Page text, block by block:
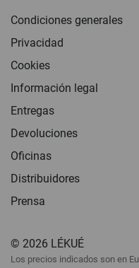
Condiciones generales
Privacidad
Cookies
Información legal
Entregas
Devoluciones
Oficinas
Distribuidores
Prensa
© 2026 LÉKUÉ
Los precios indicados son en